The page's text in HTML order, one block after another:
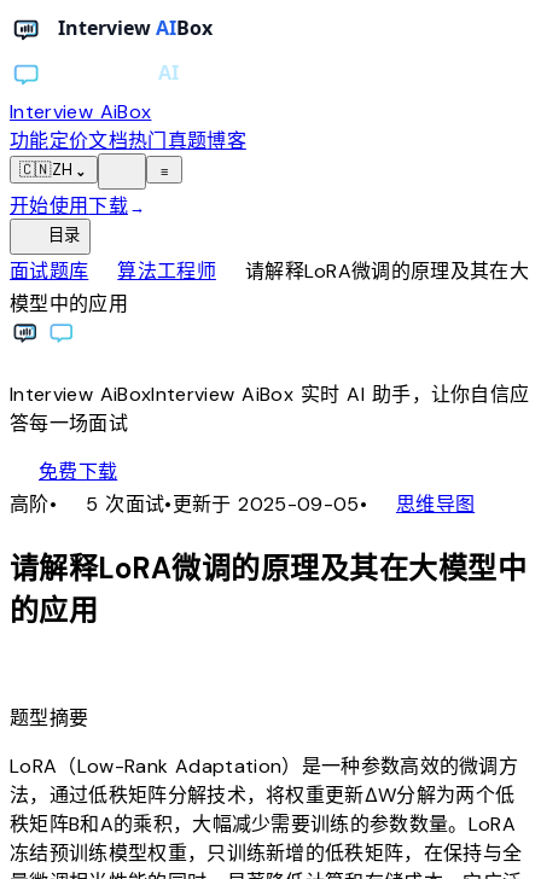
Interview AiBox
功能定价文档热门真题博客
🇨🇳ZH ⌄ ≡
开始使用下载→
目录
面试题库chevron_right算法工程师chevron_right
请解释LoRA微调的原理及其在大
模型中的应用
Interview AiBoxInterviewAiBox实时 AI 助手，让你自信应
答每一场面试
免费下载
高阶• 5 次面试•更新于 2025-09-05• 思维导图
请解释LoRA微调的原理及其在大模型中
的应用
题型摘要
LoRA（Low-Rank Adaptation）是一种参数高效的微调方
法，通过低秩矩阵分解技术，将权重更新ΔW分解为两个低
秩矩阵B和A的乘积，大幅减少需要训练的参数数量。LoRA
冻结预训练模型权重，只训练新增的低秩矩阵，在保持与全